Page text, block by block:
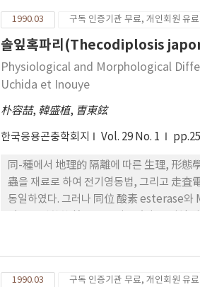
1990.03 구독 인증기관 무료, 개인회원 유료
솔잎혹파리(Thecodiplosis
Physiological and Morphological
Uchida et Inouye
朴容喆, 韓盛植, 曺東鉉
한국응용곤충학회지 Vol. 29 No. 1
同-種에서 地理的 隔離에 따른 生理, 形態
蟲을 재료로 하여 전기영동법, 그리고 走査
동일하였다. 그러나 同位 酸素 esterase와
1990.03 구독 인증기관 무료, 개인회원 유료